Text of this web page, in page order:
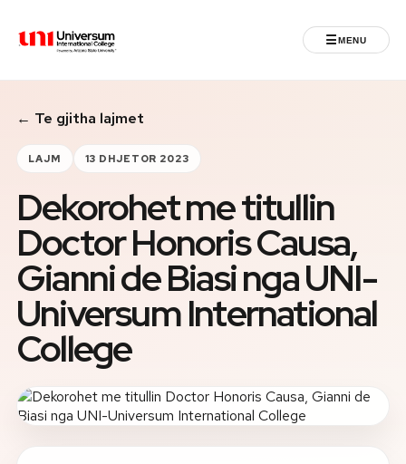
Universum University ☰MENU
MENU
Ballina
Regjistrimet
Programet
Jeta Studentore
Ndërkombëtare
Fuqizuar nga ASU
← Te gjitha lajmet
LAJM 13 DHJETOR 2023
Dekorohet me titullin
Doctor Honoris Causa,
Gianni de Biasi nga UNI-
Universum International
College